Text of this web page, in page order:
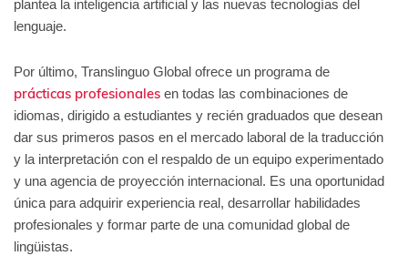
plantea la inteligencia artificial y las nuevas tecnologías del
lenguaje.
Por último, Translinguo Global ofrece un programa de
prácticas profesionales en todas las combinaciones de
idiomas, dirigido a estudiantes y recién graduados que desean
dar sus primeros pasos en el mercado laboral de la traducción
y la interpretación con el respaldo de un equipo experimentado
y una agencia de proyección internacional. Es una oportunidad
única para adquirir experiencia real, desarrollar habilidades
profesionales y formar parte de una comunidad global de
lingüistas.